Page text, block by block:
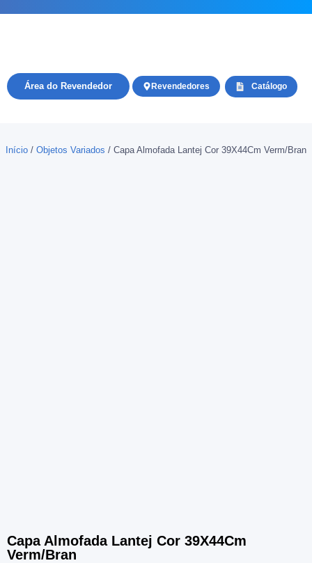
Catálogo
Revendedores
Área do Revendedor
Início / Objetos Variados / Capa Almofada Lantej Cor 39X44Cm Verm/Bran
Capa Almofada Lantej Cor 39X44Cm
Verm/Bran